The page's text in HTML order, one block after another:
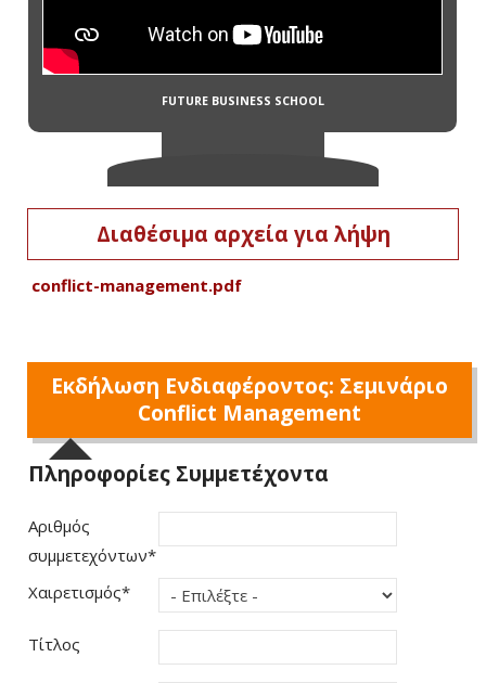
Διαθέσιμα αρχεία για λήψη
conflict-management.pdf
Εκδήλωση Ενδιαφέροντος: Σεμινάριο
Conflict Management
Πληροφορίες Συμμετέχοντα
Αριθμός
συμμετεχόντων*
Χαιρετισμός*
Τίτλος